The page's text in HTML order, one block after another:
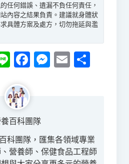
任何錯誤、遺漏不負任何責任，
內容之結果負責。建議就身體狀
具體方案及處方，切勿拖延與濫
LineFacebook
Messenger
Email
分
百科團隊
科團隊，匯集各領域專業
營養師、保健食品工程師